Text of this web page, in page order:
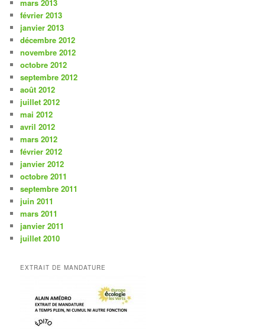
mars 2013
février 2013
janvier 2013
décembre 2012
novembre 2012
octobre 2012
septembre 2012
août 2012
juillet 2012
mai 2012
avril 2012
mars 2012
février 2012
janvier 2012
octobre 2011
septembre 2011
juin 2011
mars 2011
janvier 2011
juillet 2010
EXTRAIT DE MANDATURE